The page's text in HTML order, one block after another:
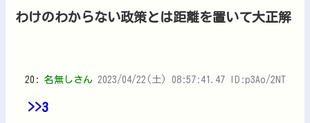
わけのわからない政策とは距離を置いて大正解
20: 名無しさん 2023/04/22(土) 08:57:41.47 ID:p3Ao/2NT
>>3